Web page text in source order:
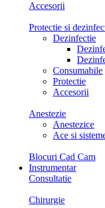
Accesorii
Protectie si
Dezinfectie
Consumabile
Protectie
Accesorii
Anestezie
Anestezice
Ace si
Blocuri Cad Cam
Instrumentar
Consultatie
Chirurgie